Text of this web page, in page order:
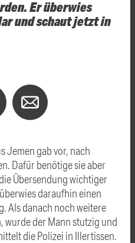
Er überwies
und schaut jetzt in
Jemen gab vor, nach
Dafür benötige sie aber
Übersendung wichtiger
daraufhin einen
Als danach noch weitere
der Mann stutzig und
die Polizei in Illertissen.